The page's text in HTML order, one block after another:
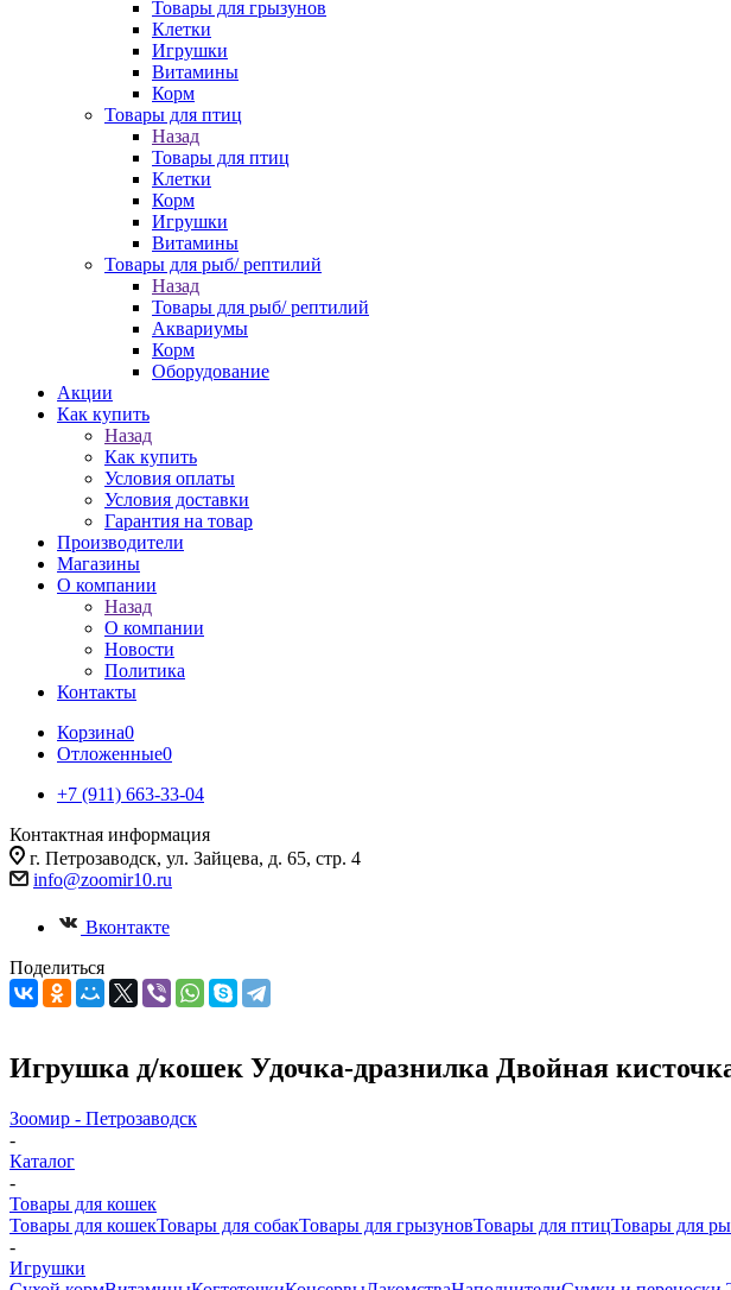
Товары для грызунов
Клетки
Игрушки
Витамины
Корм
Товары для птиц
Назад
Товары для птиц
Клетки
Корм
Игрушки
Витамины
Товары для рыб/ рептилий
Назад
Товары для рыб/ рептилий
Аквариумы
Корм
Оборудование
Акции
Как купить
Назад
Как купить
Условия оплаты
Условия доставки
Гарантия на товар
Производители
Магазины
О компании
Назад
О компании
Новости
Политика
Контакты
Корзина0
Отложенные0
+7 (911) 663-33-04
Контактная информация
г. Петрозаводск, ул. Зайцева, д. 65, стр. 4
info@zoomir10.ru
Вконтакте
Поделиться
Игрушка д/кошек Удочка-дразнилка Двойная
Зоомир - Петрозаводск
-
Каталог
-
Товары для кошек
Товары для кошекТовары для собакТовары для грызуновТовары для птицТовары для
-
Игрушки